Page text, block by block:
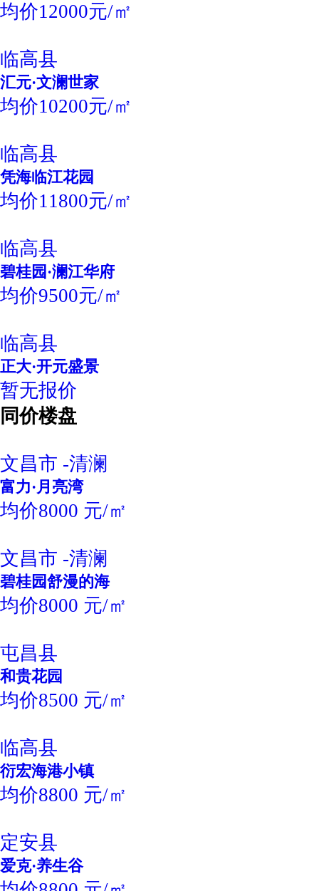
均价12000元/㎡
临高县
汇元·文澜世家
均价10200元/㎡
临高县
凭海临江花园
均价11800元/㎡
临高县
碧桂园·澜江华府
均价9500元/㎡
临高县
正大·开元盛景
暂无报价
同价楼盘
文昌市 -清澜
富力·月亮湾
均价8000 元/㎡
文昌市 -清澜
碧桂园舒漫的海
均价8000 元/㎡
屯昌县
和贵花园
均价8500 元/㎡
临高县
衍宏海港小镇
均价8800 元/㎡
定安县
爱克·养生谷